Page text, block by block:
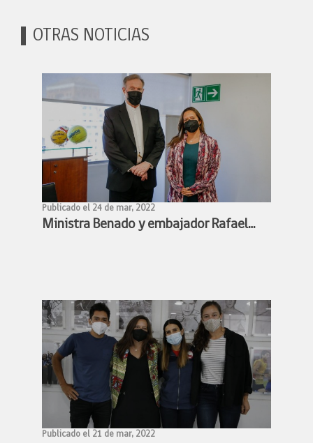
OTRAS NOTICIAS
Publicado el 24 de mar, 2022
Ministra Benado y embajador Rafael
deportivas
Publicado el 21 de mar, 2022